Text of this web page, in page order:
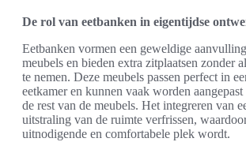
De rol van eetbanken in eigentijdse
Eetbanken vormen een geweldige
meubels en bieden extra zitplaatsen zonder
te nemen. Deze meubels passen perfect in
eetkamer en kunnen vaak worden
de rest van de meubels. Het integreren van
uitstraling van de ruimte verfrissen,
uitnodigende en comfortabele plek wordt.